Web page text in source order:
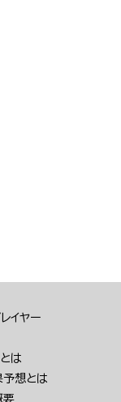
イヤー
は
想とは
要